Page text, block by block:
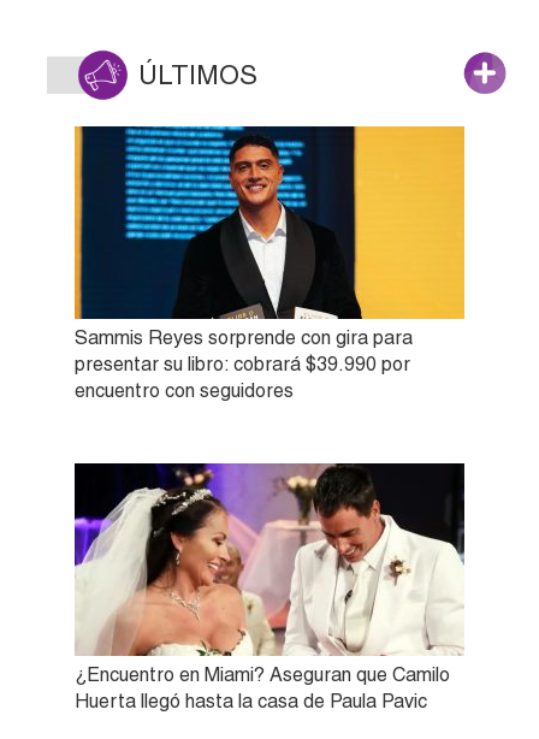
ÚLTIMOS
Sammis Reyes sorprende con gira para
presentar su libro: cobrará $39.990 por
encuentro con seguidores
¿Encuentro en Miami? Aseguran que Camilo
Huerta llegó hasta la casa de Paula Pavic